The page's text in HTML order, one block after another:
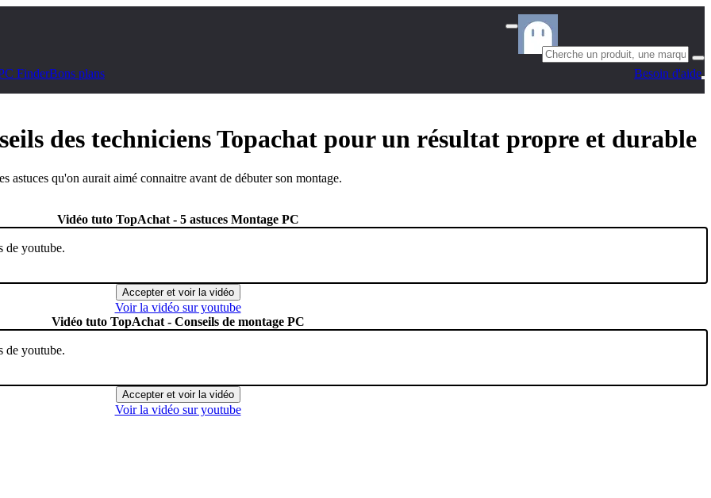
FinderBons plans
Besoin d'aide
des techniciens Topachat pour un résultat propre et durable
astuces qu'on aurait aimé connaitre avant de débuter son montage.
Vidéo tuto TopAchat - 5 astuces Montage PC
de youtube.
Accepter et voir la vidéo
Voir la vidéo sur youtube
Vidéo tuto TopAchat - Conseils de montage PC
de youtube.
Accepter et voir la vidéo
Voir la vidéo sur youtube